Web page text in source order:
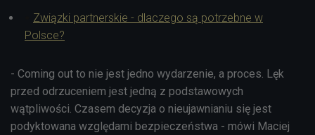
Związki partnerskie - dlaczego są potrzebne w
Polsce?
- Coming out to nie jest jedno wydarzenie, a proces. Lęk
przed odrzuceniem jest jedną z podstawowych
wątpliwości. Czasem decyzja o nieujawnianiu się jest
podyktowana względami bezpieczeństwa - mówi Maciej